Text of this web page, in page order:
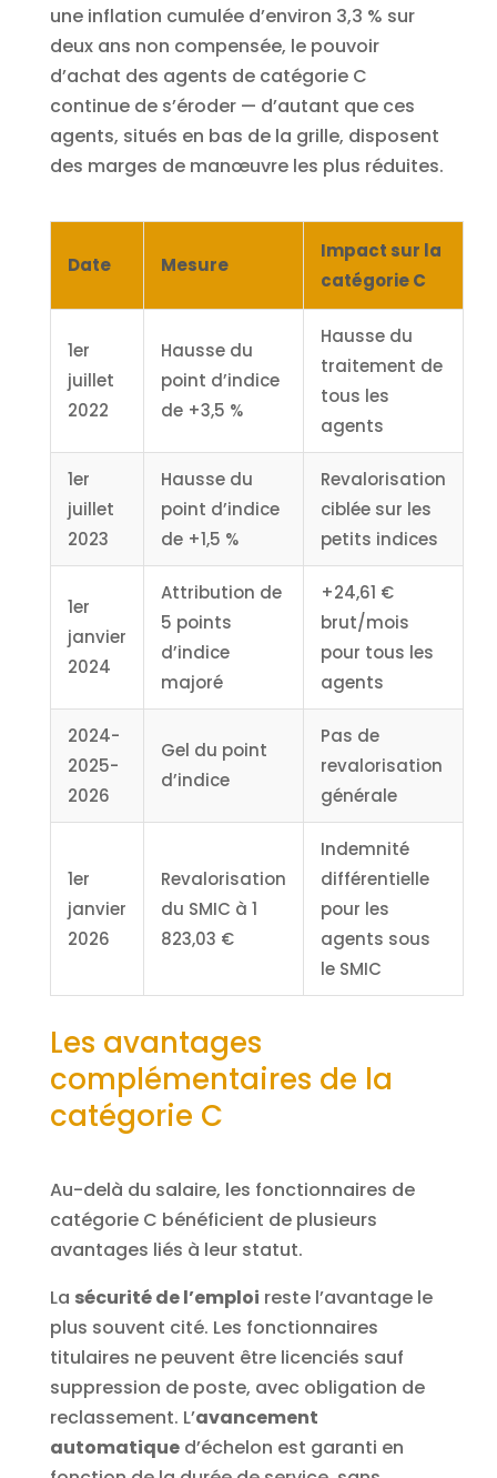
une inflation cumulée d’environ 3,3 % sur
deux ans non compensée, le pouvoir
d’achat des agents de catégorie C
continue de s’éroder — d’autant que ces
agents, situés en bas de la grille, disposent
des marges de manœuvre les plus réduites.
Date Mesure
Impact sur la
catégorie C
1er
juillet
2022
Hausse du
point d’indice
de +3,5 %
Hausse du
traitement de
tous les
agents
1er
juillet
2023
Hausse du
point d’indice
de +1,5 %
Revalorisation
ciblée sur les
petits indices
1er
janvier
2024
Attribution de
5 points
d’indice
majoré
+24,61 €
brut/mois
pour tous les
agents
2024-
2025-
2026
Gel du point
d’indice
Pas de
revalorisation
générale
1er
janvier
2026
Revalorisation
du SMIC à 1
823,03 €
Indemnité
différentielle
pour les
agents sous
le SMIC
Les avantages
complémentaires de la
catégorie C
Au-delà du salaire, les fonctionnaires de
catégorie C bénéficient de plusieurs
avantages liés à leur statut.
La sécurité de l’emploi reste l’avantage le
plus souvent cité. Les fonctionnaires
titulaires ne peuvent être licenciés sauf
suppression de poste, avec obligation de
reclassement. L’avancement
automatiqued’échelon est garanti en